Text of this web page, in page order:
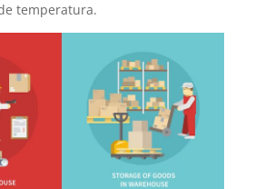
temperatura.